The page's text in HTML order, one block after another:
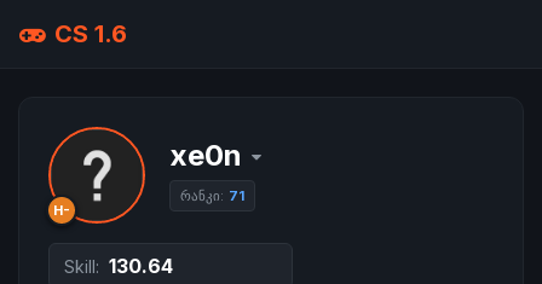
CS 1.6
H-
xe0n
რანკი: 71
Skill: 130.64